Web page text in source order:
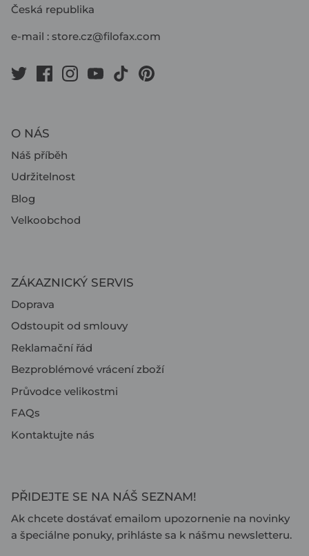
Česká republika
e-mail : store.cz@filofax.com
O NÁS
Náš příběh
Udržitelnost
Blog
Velkoobchod
ZÁKAZNICKÝ SERVIS
Doprava
Odstoupit od smlouvy
Reklamační řád
Bezproblémové vrácení zboží
Průvodce velikostmi
FAQs
Kontaktujte nás
PŘIDEJTE SE NA NÁŠ SEZNAM!
Ak chcete dostávať emailom upozornenie na novinky
a špeciálne ponuky, prihláste sa k nášmu newsletteru.